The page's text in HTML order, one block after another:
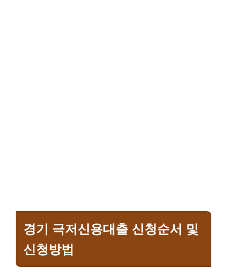
경기 극저신용대출 신청순서 및
신청방법